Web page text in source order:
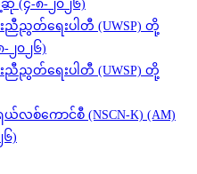
(၄-၈-၂၀၂၆)
းညီညွတ်ရေးပါတီ (UWSP) တို့
၂၀၂၆)
းညီညွတ်ရေးပါတီ (UWSP) တို့
ယ်လစ်ကောင်စီ (NSCN-K) (AM)
)